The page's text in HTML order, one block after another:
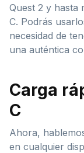
Quest 2 y hasta
C. Podrás
necesidad de
una auténtica
Carga
C
Ahora,
en cualquier